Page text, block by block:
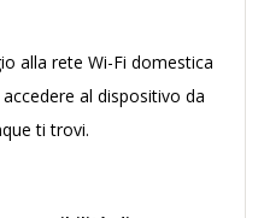
alla rete Wi-Fi domestica
al dispositivo da
ti trovi.